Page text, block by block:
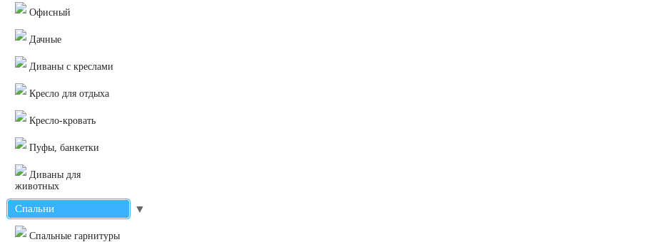
Офисный
Дачные
Диваны с креслами
Кресло для отдыха
Кресло-кровать
Пуфы, банкетки
Диваны для
животных
Спальни ▼
Cпальные гарнитуры